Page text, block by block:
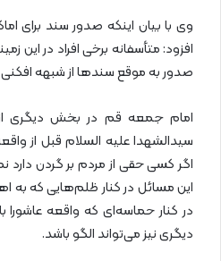
وی با بیان اینکه صدور سند برای
افزود: متأسفانه برخی افراد در این
صدور به موقع سندها از شبهه افکنی
امام جمعه قم در بخش دیگری
سیدالشهدا علیه السلام قبل از
اگر کسی حقی از مردم بر گردن دارد
این مسائل در کنار ظلم‌هایی که
در کنار حماسه‌ای که واقعه عاشورا
دیگری نیز می‌تواند الگو باشد.